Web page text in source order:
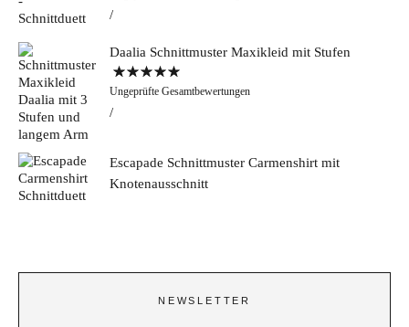
Daalia Schnittmuster Maxikleid mit Stufen
Bewertet mit
5.00von 5
Ungeprüfte Gesamtbewertungen
Escapade Schnittmuster Carmenshirt mit
Knotenausschnitt
NEWSLETTER